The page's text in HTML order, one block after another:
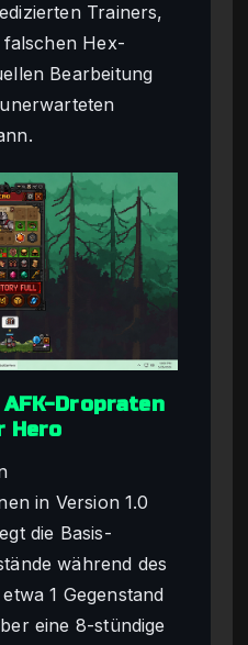
Trainers,
falschen Hex-
Bearbeitung
Dropraten
Hero
in Version 1.0
die Basis-
während des
1 Gegenstand
eine 8-stündige